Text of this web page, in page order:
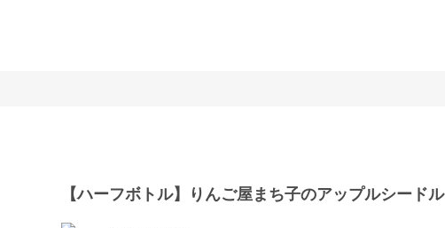
【ハーフボトル】りんご屋まち子のアップルシードル